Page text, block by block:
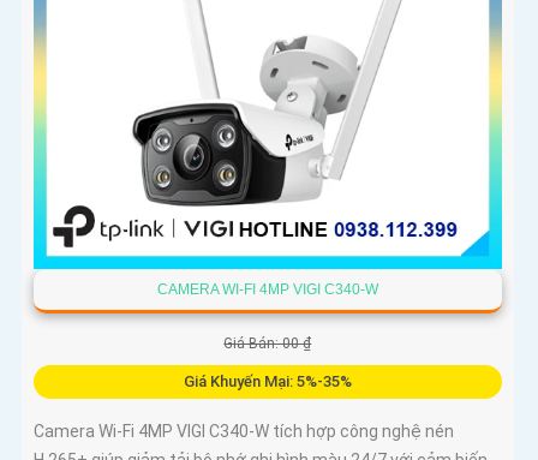
CAMERA WI-FI 4MP VIGI C340-W
Giá Bán: 00 ₫
Giá Khuyến Mại: 5%-35%
Camera Wi-Fi 4MP VIGI C340-W tích hợp công nghệ nén